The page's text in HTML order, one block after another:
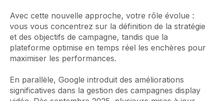
Avec cette nouvelle approche, votre rôle évolue :
vous vous concentrez sur la définition de la stratégie
et des objectifs de campagne, tandis que la
plateforme optimise en temps réel les enchères pour
maximiser les performances.
En parallèle, Google introduit des améliorations
significatives dans la gestion des campagnes display